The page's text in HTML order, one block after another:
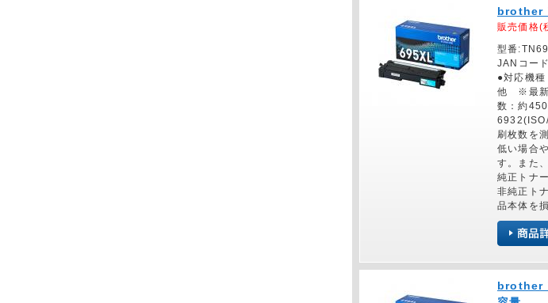
brother
販売価格(
型番
JANコー
●対応機
他 ※最新
数：約
刷枚数を
低い場合
す。また
純正トナ
非純正ト
品本体を
brother